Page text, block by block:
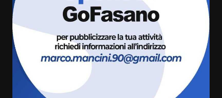
Fasanese ferito a colpi di arma
da fuoco
6 Agosto 2026 18:13
Carta d’identità: continua il piano
di aperture straordinarie del
Comune di Fasano